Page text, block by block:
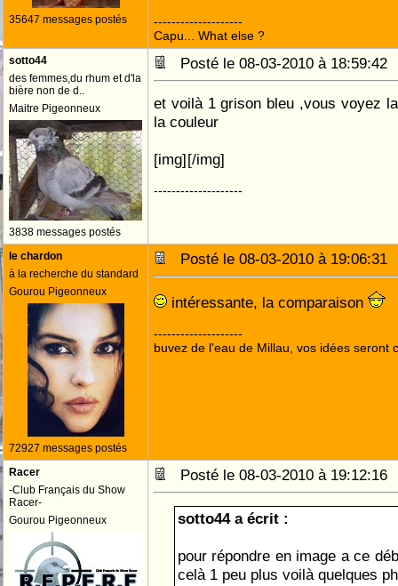
35647 messages postés
--------------------
Capu... What else ?
sotto44
des femmes,du rhum et d'la
bière non de d..
Maitre Pigeonneux
3838 messages postés
Posté le 08-03-2010 à
et voilà 1 grison bleu ,vous voyez
la couleur
[img][/img]
--------------------
le chardon
à la recherche du standard
Gourou Pigeonneux
72927 messages postés
Posté le 08-03-2010 à
intéressante, la comparaison
--------------------
buvez de l'eau de Millau, vos idées seront
Racer
-Club Français du Show
Racer-
Gourou Pigeonneux
Posté le 08-03-2010 à
sotto44 a écrit :
pour répondre en image a ce
celà 1 peu plus voilà quelques